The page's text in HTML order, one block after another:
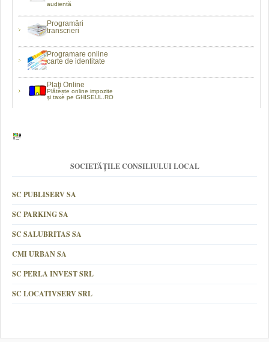
audientă
Programări
transcrieri
Programare online
carte de identitate
Plaţi Online
Plătește online impozite
şi taxe pe GHISEUL.RO
SOCIETĂȚILE CONSILIULUI LOCAL
SC PUBLISERV SA
SC PARKING SA
SC SALUBRITAS SA
CMI URBAN SA
SC PERLA INVEST SRL
SC LOCATIVSERV SRL